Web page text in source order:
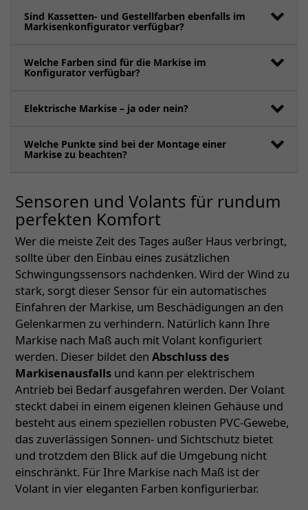
Sind Kassetten- und Gestellfarben ebenfalls im
Markisenkonfigurator verfügbar?
Welche Farben sind für die Markise im
Konfigurator verfügbar?
Elektrische Markise – ja oder nein?
Welche Punkte sind bei der Montage einer
Markise zu beachten?
Sensoren und Volants für rundum
perfekten Komfort
Wer die meiste Zeit des Tages außer Haus verbringt,
sollte über den Einbau eines zusätzlichen
Schwingungssensors nachdenken. Wird der Wind zu
stark, sorgt dieser Sensor für ein automatisches
Einfahren der Markise, um Beschädigungen an den
Gelenkarmen zu verhindern. Natürlich kann Ihre
Markise nach Maß auch mit Volant konfiguriert
werden. Dieser bildet den Abschluss des
Markisenausfalls und kann per elektrischem
Antrieb bei Bedarf ausgefahren werden. Der Volant
steckt dabei in einem eigenen kleinen Gehäuse und
besteht aus einem speziellen robusten PVC-Gewebe,
das zuverlässigen Sonnen- und Sichtschutz bietet
und trotzdem den Blick auf die Umgebung nicht
einschränkt. Für Ihre Markise nach Maß ist der
Volant in vier eleganten Farben konfigurierbar.